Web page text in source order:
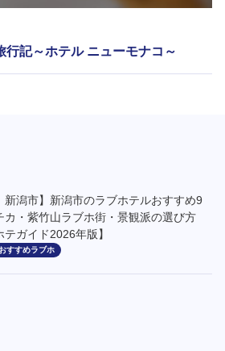
行記～ホテル ニューモナコ～
新潟市】新潟市のラブホテルおすすめ9
カ・紫竹山ラブホ街・景観派の選び方
テガイド2026年版】
すすめラブホ